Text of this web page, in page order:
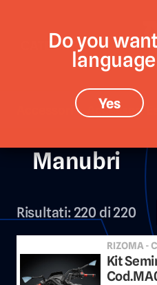
CATEGORIE
Accessori › Accessori
Manubri
Risultati: 220 di 220
RIZOMA -
Kit
Do you
Yes